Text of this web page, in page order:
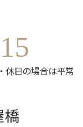
休日の場合は平常
橋